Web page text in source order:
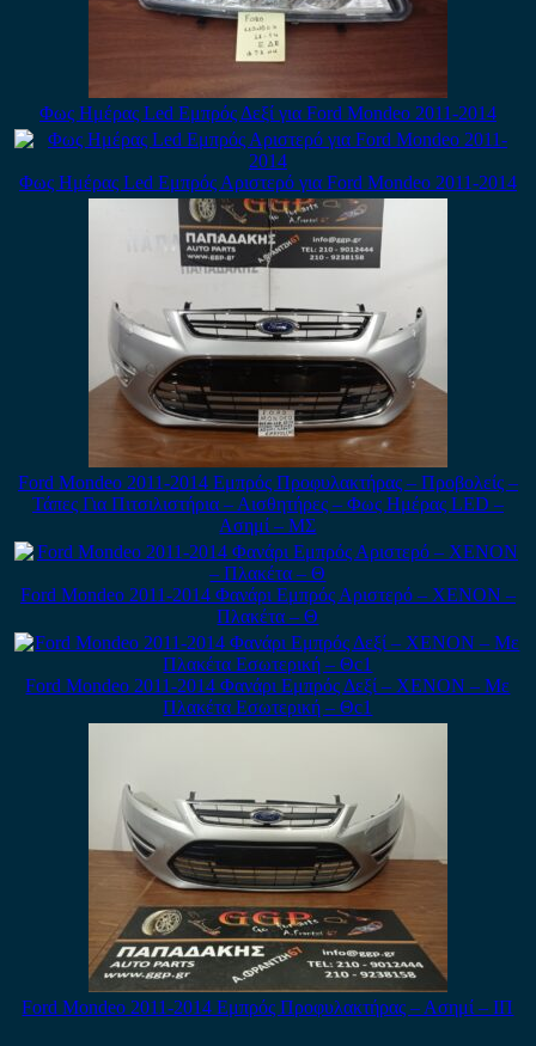
Φως Ημέρας Led Εμπρός Δεξί για Ford Mondeo 2011-2014
Φως Ημέρας Led Εμπρός Αριστερό για Ford Mondeo 2011-2014
Ford Mondeo 2011-2014 Εμπρός Προφυλακτήρας – Προβολείς –
Τάπες Για Πιτσιλιστήρια – Αισθητήρες – Φως Ημέρας LED –
Ασημί – ΜΣ
Ford Mondeo 2011-2014 Φανάρι Εμπρός Αριστερό – XENON –
Πλακέτα – Θ
Ford Mondeo 2011-2014 Φανάρι Εμπρός Δεξί – XENON – Με
Πλακέτα Εσωτερική – Θc1
Ford Mondeo 2011-2014 Εμπρός Προφυλακτήρας – Ασημί – ΙΠ